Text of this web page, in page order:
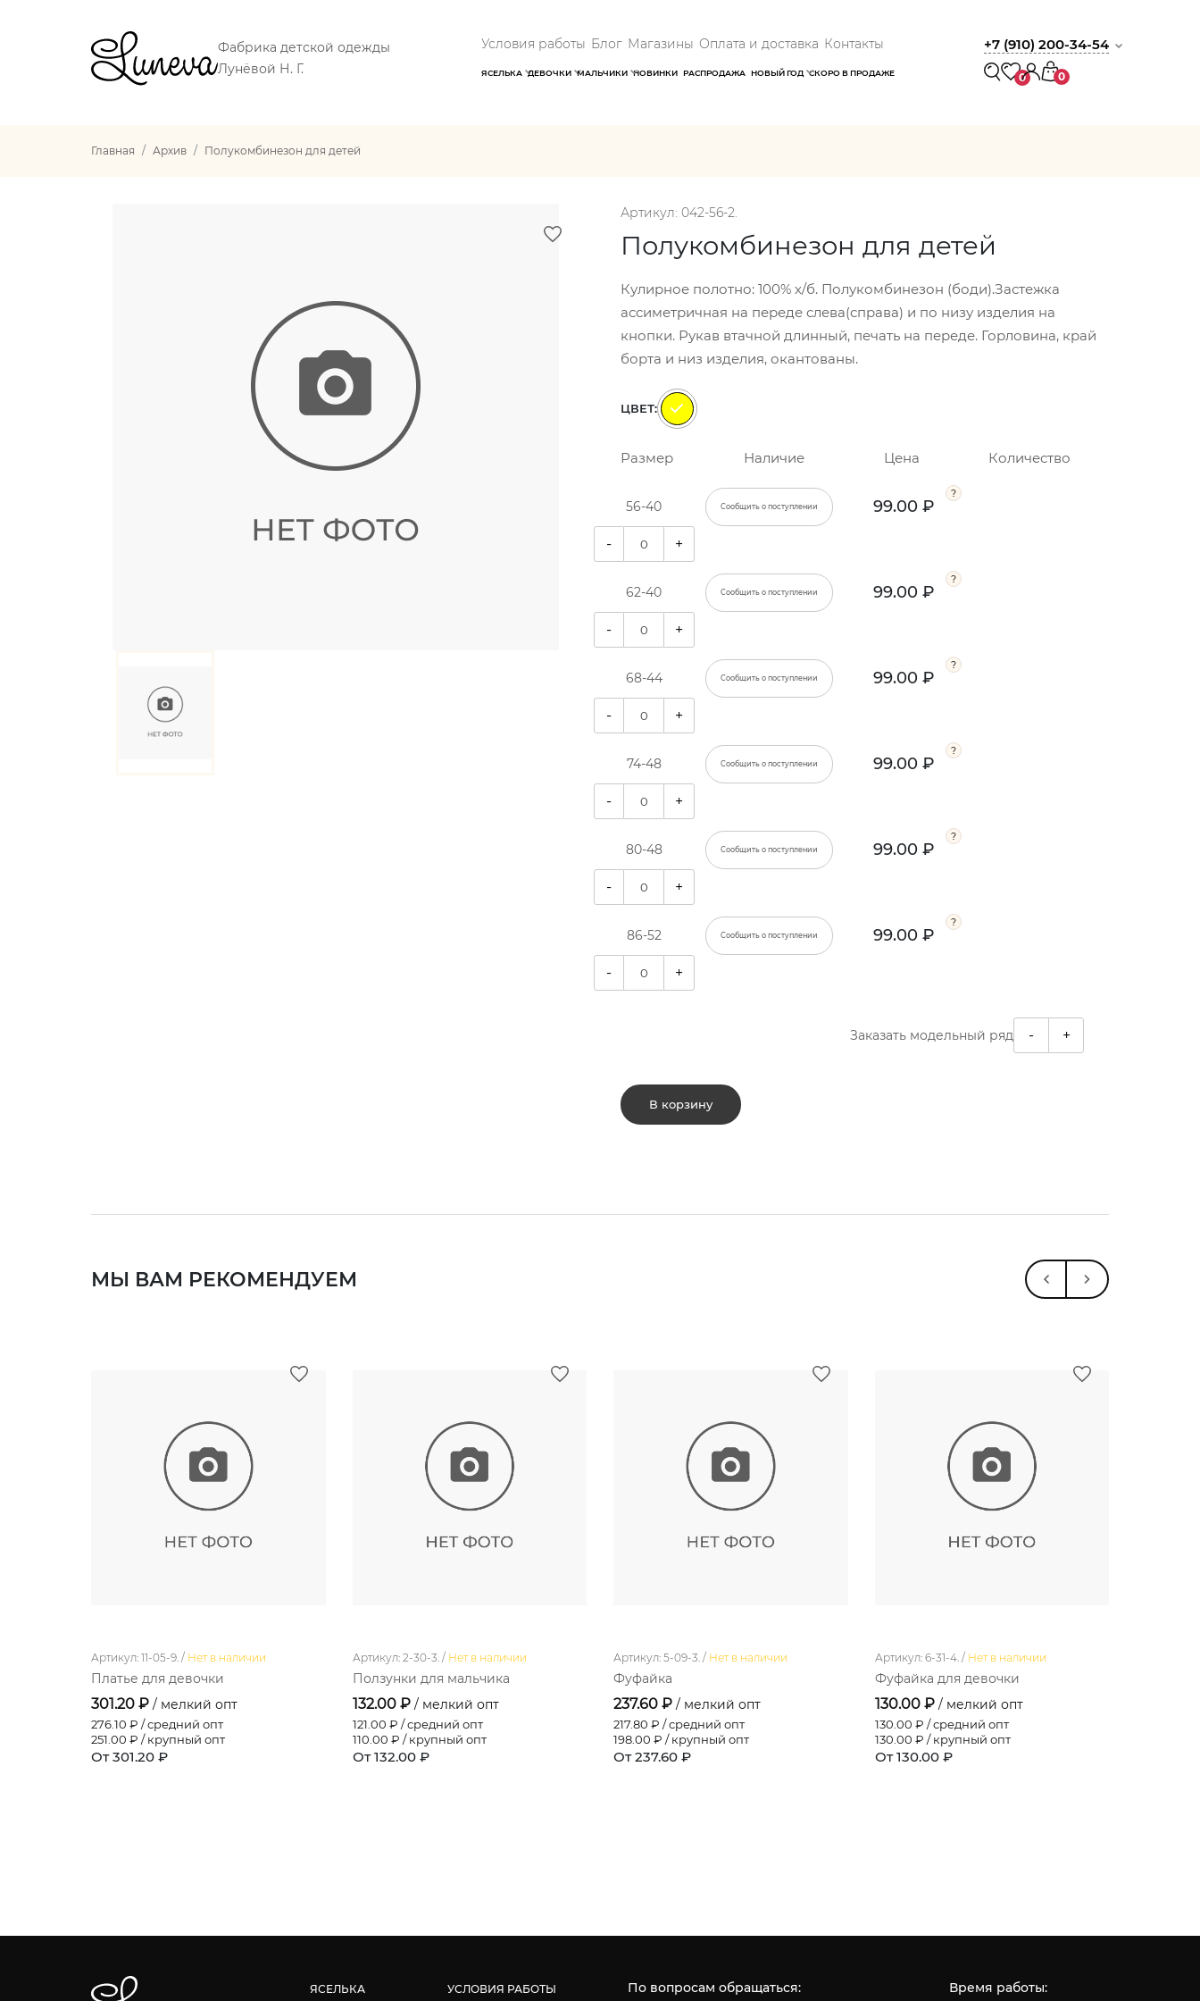
Фабрика детской одежды
Лунёвой Н. Г.
Условия работы Блог Магазины Оплата и доставка Контакты
ЯСЕЛЬКА ДЕВОЧКИ МАЛЬЧИКИ НОВИНКИ РАСПРОДАЖА НОВЫЙ ГОД СКОРО В ПРОДАЖЕ
+7 (910) 200-34-54
0 0
Главная Архив Полукомбинезон для детей
Артикул: 042-56-2.
Полукомбинезон для детей
Кулирное полотно: 100% х/б. Полукомбинезон (боди).Застежка
ассиметричная на переде слева(справа) и по низу изделия на
кнопки. Рукав втачной длинный, печать на переде. Горловина, край
борта и низ изделия, окантованы.
ЦВЕТ:
Размер Наличие Цена Количество
56-40 Сообщить о поступлении 99.00 ₽
- +
62-40 Сообщить о поступлении 99.00 ₽
- +
68-44 Сообщить о поступлении 99.00 ₽
- +
74-48 Сообщить о поступлении 99.00 ₽
- +
80-48 Сообщить о поступлении 99.00 ₽
- +
86-52 Сообщить о поступлении 99.00 ₽
- +
Заказать модельный ряд - +
В корзину
МЫ ВАМ РЕКОМЕНДУЕМ
Артикул: 11-05-9. / Нет в наличии
Платье для девочки
301.20 ₽ / мелкий опт
276.10 ₽ / средний опт
251.00 ₽ / крупный опт
От 301.20 ₽
Артикул: 2-30-3. / Нет в наличии
Ползунки для мальчика
132.00 ₽ / мелкий опт
121.00 ₽ / средний опт
110.00 ₽ / крупный опт
От 132.00 ₽
Артикул: 5-09-3. / Нет в наличии
Фуфайка
237.60 ₽ / мелкий опт
217.80 ₽ / средний опт
198.00 ₽ / крупный опт
От 237.60 ₽
Артикул: 6-31-4. / Нет в наличии
Фуфайка для девочки
130.00 ₽ / мелкий опт
130.00 ₽ / средний опт
130.00 ₽ / крупный опт
От 130.00 ₽
ЯСЕЛЬКА УСЛОВИЯ РАБОТЫ По вопросам обращаться: Время работы: